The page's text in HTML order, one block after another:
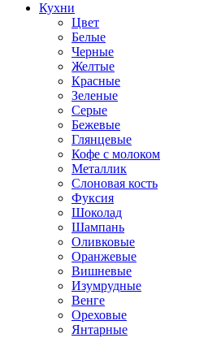
Кухни
Цвет
Белые
Черные
Желтые
Красные
Зеленые
Серые
Бежевые
Глянцевые
Кофе с молоком
Металлик
Слоновая кость
Фуксия
Шоколад
Шампань
Оливковые
Оранжевые
Вишневые
Изумрудные
Венге
Ореховые
Янтарные